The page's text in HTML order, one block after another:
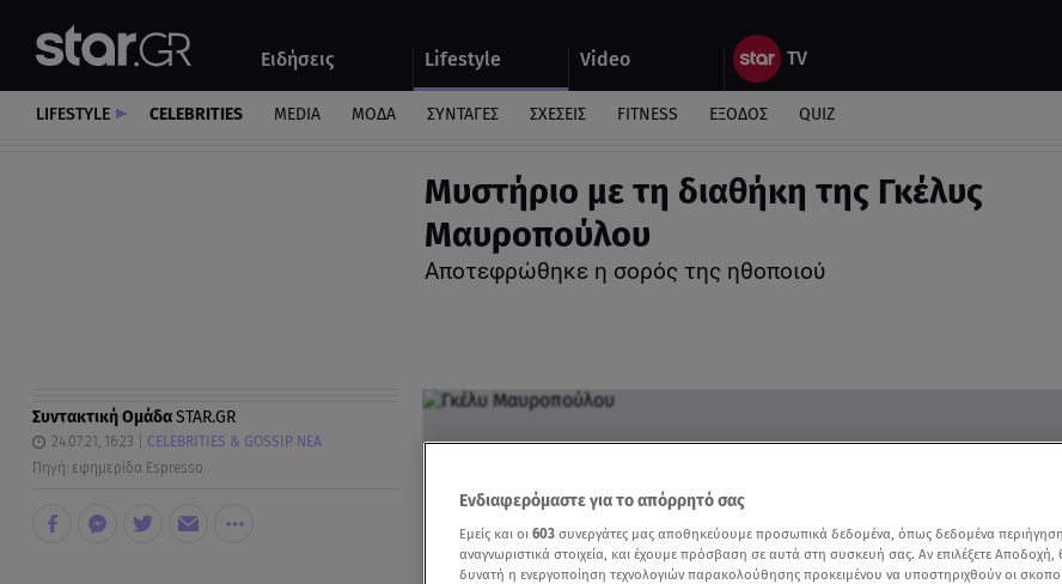
Ειδήσεις Lifestyle Video
Αυτοκίνητο
LIFESTYLE CELEBRITIES MEDIA ΜΟΔΑ ΣΥΝΤΑΓΕΣ ΣΧΕΣΕΙΣ FITNESS ΕΞΟΔΟΣ QUIZ
Μυστήριο με τη διαθήκη της Γκέλυς
Μαυροπούλου
Aποτεφρώθηκε η σορός της ηθοποιού
Συντακτική ΟμάδαSTAR.GR
24.07.21, 16:23
CELEBRITIES & GOSSIP ΝΕΑ
Πηγή: εφημερίδα Espresso
Ενδιαφερόμαστε για το απόρρητό σας
Εμείς και οι 603 συνεργάτες μας αποθηκεύουμε προσωπικά δεδομένα, όπως δεδομένα
αναγνωριστικά στοιχεία, και έχουμε πρόσβαση σε αυτά στη συσκευή σας. Αν επιλέξετε Αποδοχή,
δυνατή η ενεργοποίηση τεχνολογιών παρακολούθησης προκειμένου να υποστηριχθούν οι